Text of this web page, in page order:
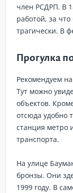
член РСДРП. В
работой, за
трагически. В
Прогулка
Рекомендуем
Тут можно
объектов.
отсюда удобно
станция метро
транспорта.
На улице
бронзы. Они
1999 году. В